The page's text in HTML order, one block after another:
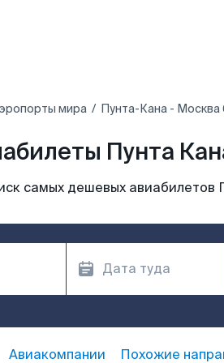
мира Пунта-Кана - Москва
Пунта
самых дешевых
Авиакомпании Похожие